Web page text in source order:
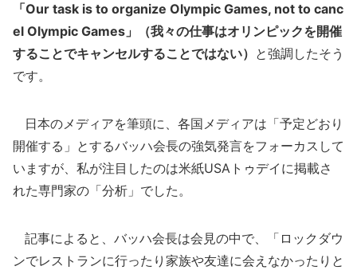
「Our task is to organize Olympic Games, not to canc
el Olympic Games」（我々の仕事はオリンピックを開催
することでキャンセルすることではない） と強調したそう
です。
日本のメディアを筆頭に、各国メディアは「予定どおり
開催する」とするバッハ会長の強気発言をフォーカスして
いますが、私が注目したのは米紙USAトゥデイに掲載さ
れた専門家の「分析」でした。
記事によると、バッハ会長は会見の中で、「ロックダウ
ンでレストランに行ったり家族や友達に会えなかったりと